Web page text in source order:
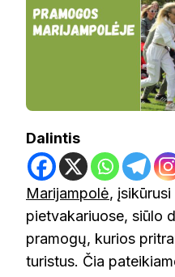
Dalintis
Marijampolė,
pietvakariuose, siūlo
pramogų, kurios
turistus. Čia